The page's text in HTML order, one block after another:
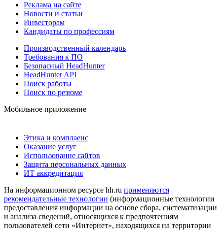
Реклама на сайте
Новости и статьи
Инвесторам
Кандидаты по профессиям
Производственный календарь
Требования к ПО
Безопасный HeadHunter
HeadHunter API
Поиск работы
Поиск по резюме
Мобильное приложение
Этика и комплаенс
Оказание услуг
Использование сайтов
Защита персональных данных
ИТ аккредитация
На информационном ресурсе hh.ru применяются
рекомендательные технологии (информационные технологии
предоставления информации на основе сбора, систематизации
и анализа сведений, относящихся к предпочтениям
пользователей сети «Интернет», находящихся на территории